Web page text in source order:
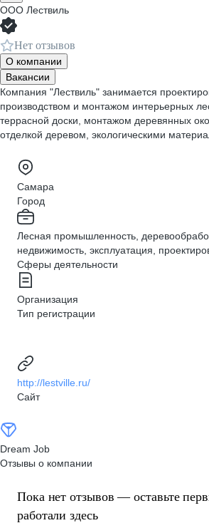
ООО Лествиль
Нет отзывов
О компании
Вакансии
Компания "Лествиль" занимается
производством и монтажом интерьерных
террасной доски, монтажом деревянных
отделкой деревом, экологическими
Самара
Город
Лесная промышленность,
недвижимость, эксплуатация,
Сферы деятельности
Организация
Тип регистрации
http://lestville.ru/
Сайт
Dream Job
Отзывы о компании
Пока нет отзывов — оставьте
работали здесь